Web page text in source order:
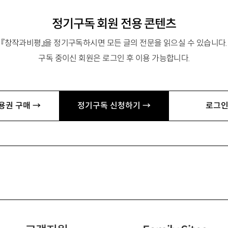
정기구독 회원 전용 콘텐츠
『창작과비평』을 정기구독하시면 모든 글의 전문을 읽으실 수 있습니다.
구독 중이신 회원은 로그인 후 이용 가능합니다.
권 구매 → 정기구독 신청하기 → 로그